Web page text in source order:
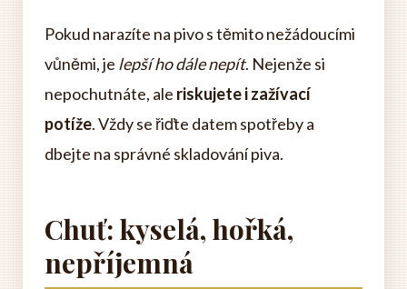
Pokud narazíte na pivo s těmito nežádoucími
vůněmi, je lepší ho dále nepít. Nejenže si
nepochutnáte, ale riskujete i zažívací
potíže. Vždy se řiďte datem spotřeby a
dbejte na správné skladování piva.
Chuť: kyselá, hořká,
nepříjemná